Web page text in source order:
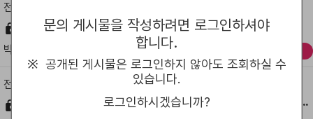
일
자,
처
리
태
에
관
전문기관 사업/과제 문의
사사문구 문의
박*준
2026/08/07
전문기관 사업/과제 문의
과학기술병의 정출연 기본사업 참여 및 관련 비용 집행 가능 여부 문의
문의 게시물을 작성하려면 로그인하셔야
합니다.
※ 공개된 게시물은 로그인하지 않아도 조회하실 수
있습니다.
로그인하시겠습니까?